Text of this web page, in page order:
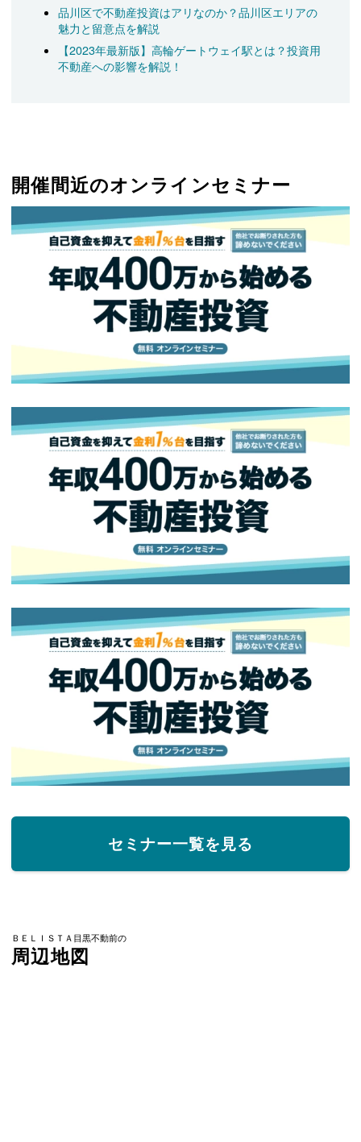
品川区で不動産投資はアリなのか？品川区エリアの
魅力と留意点を解説
【2023年最新版】高輪ゲートウェイ駅とは？投資用
不動産への影響を解説！
開催間近のオンラインセミナー
セミナー一覧を見る
ＢＥＬＩＳＴＡ目黒不動前の
周辺地図